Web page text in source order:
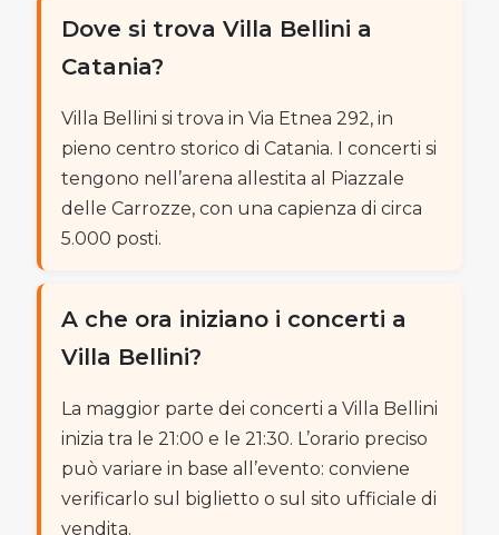
Dove si trova Villa Bellini a
Catania?
Villa Bellini si trova in Via Etnea 292, in
pieno centro storico di Catania. I concerti si
tengono nell’arena allestita al Piazzale
delle Carrozze, con una capienza di circa
5.000 posti.
A che ora iniziano i concerti a
Villa Bellini?
La maggior parte dei concerti a Villa Bellini
inizia tra le 21:00 e le 21:30. L’orario preciso
può variare in base all’evento: conviene
verificarlo sul biglietto o sul sito ufficiale di
vendita.